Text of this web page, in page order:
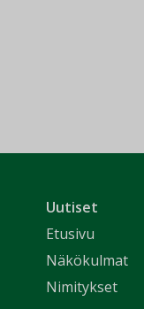
Uutiset
Etusivu
Näkökulmat
Nimitykset